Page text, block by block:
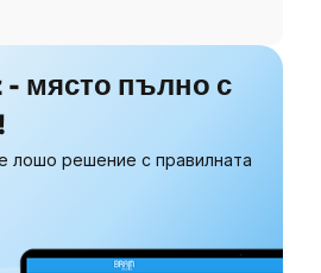
- място пълно с
лошо решение с правилната